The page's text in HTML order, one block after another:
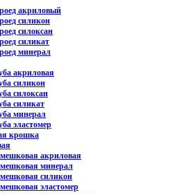
акриловый
силикон
силоксан
силикат
минерал
акриловая
силикон
силоксан
силикат
минерал
эластомер
крошка
акриловая
минерал
силикон
эластомер